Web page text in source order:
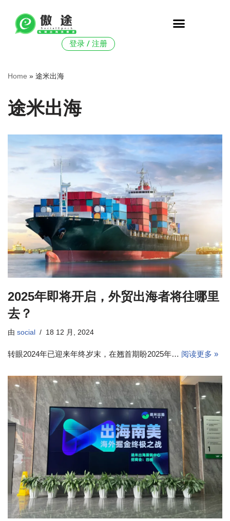
跳
登录 / 注册
Home » 途米出海
途米出海
2025年即将开启，外贸出海者将往哪里
去？
由 social 18 12 月, 2024
转眼2024年已迎来年终岁末，在翘首期盼2025年… 阅读更多 »